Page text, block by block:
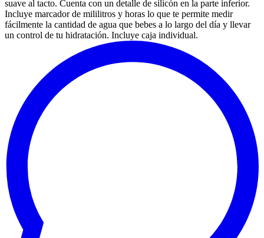
suave al tacto. Cuenta con un detalle de silicón en la parte inferior.
Incluye marcador de mililitros y horas lo que te permite medir
fácilmente la cantidad de agua que bebes a lo largo del día y llevar
un control de tu hidratación. Incluye caja individual.